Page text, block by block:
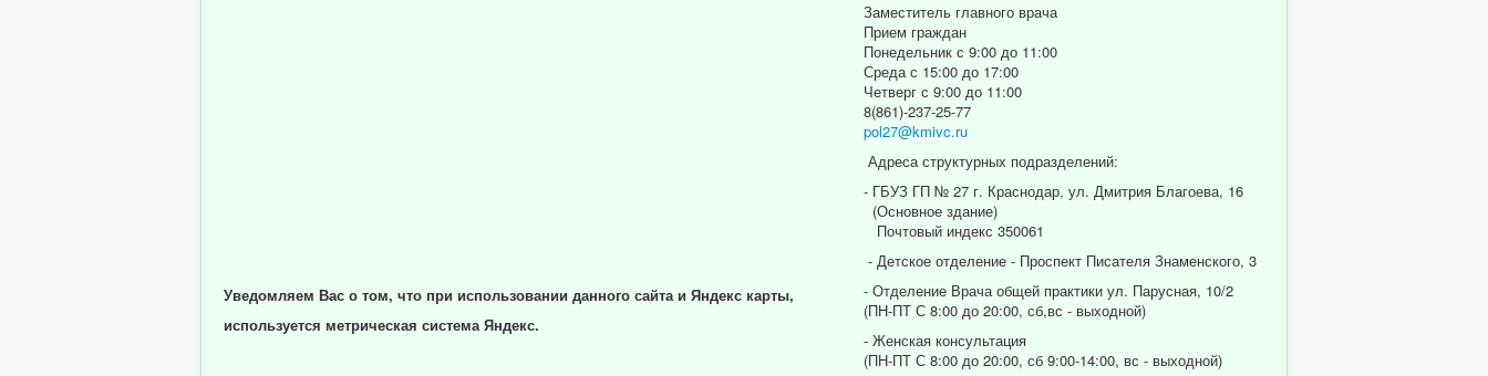
Уведомляем Вас о том, что при использовании данного сайта и Яндекс карты,
используется метрическая система Яндекс.
Заместитель главного врача
Прием граждан
Понедельник с 9:00 до 11:00
Среда с 15:00 до 17:00
Четверг с 9:00 до 11:00
8(861)-237-25-77
pol27@kmivc.ru
Адреса структурных подразделений:
- ГБУЗ ГП № 27 г. Краснодар, ул. Дмитрия Благоева, 16
(Основное здание)
Почтовый индекс 350061
- Детское отделение - Проспект Писателя Знаменского, 3
- Отделение Врача общей практики ул. Парусная, 10/2
(ПН-ПТ С 8:00 до 20:00, сб,вс - выходной)
- Женская консультация
(ПН-ПТ С 8:00 до 20:00, сб 9:00-14:00, вс - выходной)